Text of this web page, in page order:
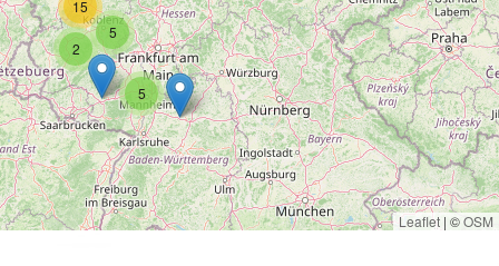
2
15
5
5
Leaflet | ©OSM